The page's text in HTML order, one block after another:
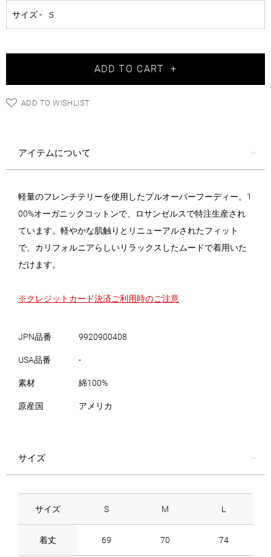
ADD TO CART +
ADD TO WISHLIST
アイテムについて
軽量のフレンチテリーを使用したプルオーバーフーディー。1
00%オーガニックコットンで、ロサンゼルスで特注生産され
ています。軽やかな肌触りとリニューアルされたフィット
で、カリフォルニアらしいリラックスしたムードで着用いた
だけます。
※クレジットカード決済ご利用時のご注意
JPN品番 9920900408
USA品番 -
素材 綿100%
原産国 アメリカ
サイズ
サイズ
着丈
S
69
M
70
L
74